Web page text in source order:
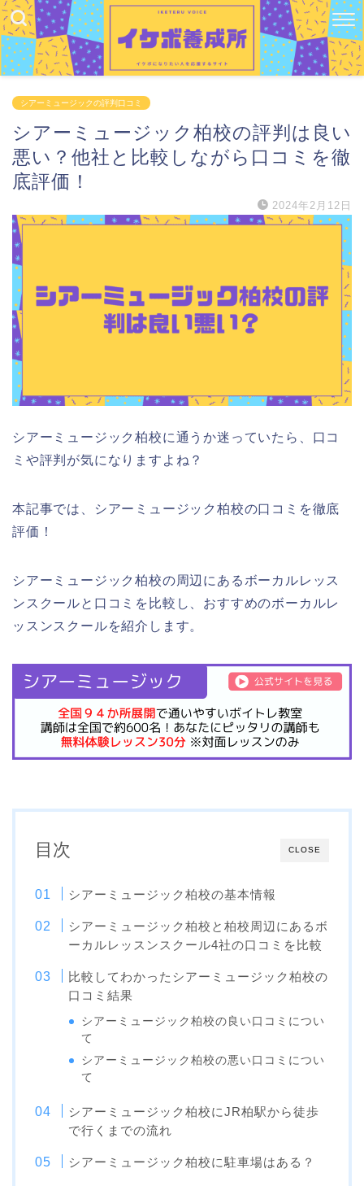
シアーミュージックの評判口コミ
シアーミュージック柏校の評判は良い
悪い？他社と比較しながら口コミを徹
底評価！
2024年2月12日
シアーミュージック柏校に通うか迷っていたら、口コ
ミや評判が気になりますよね？
本記事では、シアーミュージック柏校の口コミを徹底
評価！
シアーミュージック柏校の周辺にあるボーカルレッス
ンスクールと口コミを比較し、おすすめのボーカルレ
ッスンスクールを紹介します。
CLOSE
目次
シアーミュージック柏校の基本情報
シアーミュージック柏校と柏校周辺にあるボ
ーカルレッスンスクール4社の口コミを比較
比較してわかったシアーミュージック柏校の
口コミ結果
シアーミュージック柏校の良い口コミについ
て
シアーミュージック柏校の悪い口コミについ
て
シアーミュージック柏校にJR柏駅から徒歩
で行くまでの流れ
シアーミュージック柏校に駐車場はある？